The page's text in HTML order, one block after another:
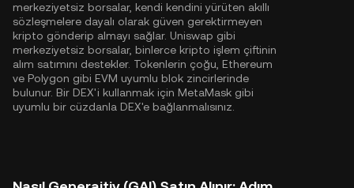
merkeziyetsiz borsalar, kendi kendini yürüten akıllı
sözleşmelere dayalı olarak güven gerektirmeyen
kripto gönderip almayı sağlar. Uniswap gibi
merkeziyetsiz borsalar, binlerce kripto işlem çiftinin
alım satımını destekler. Tokenlerin çoğu, Ethereum
ve Polygon gibi EVM uyumlu blok zincirlerinde
bulunur. Bir DEX'i kullanmak için MetaMask gibi
uyumlu bir cüzdanla DEX'e bağlanmalısınız.